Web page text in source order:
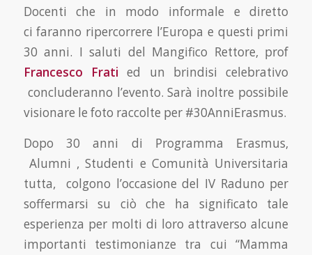
Docenti che in modo informale e diretto
ci faranno ripercorrere l’Europa e questi primi
30 anni. I saluti del Mangifico Rettore, prof
Francesco Frati ed un brindisi celebrativo
concluderanno l’evento. Sarà inoltre possibile
visionare le foto raccolte per #30AnniErasmus.
Dopo 30 anni di Programma Erasmus,
Alumni , Studenti e Comunità Universitaria
tutta, colgono l’occasione del IV Raduno per
soffermarsi su ciò che ha significato tale
esperienza per molti di loro attraverso alcune
importanti testimonianze tra cui “Mamma